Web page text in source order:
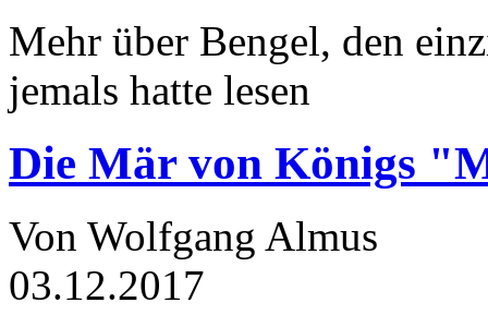
Mehr über Bengel, den
jemals hatte lesen
Die Mär von Königs
Von Wolfgang Almus
03.12.2017